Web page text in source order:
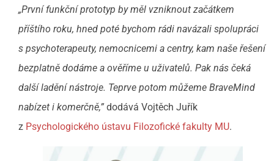
„První funkční prototyp by měl vzniknout začátkem
příštího roku, hned poté bychom rádi navázali spolupráci
s psychoterapeuty, nemocnicemi a centry, kam naše řešení
bezplatně dodáme a ověříme u uživatelů. Pak nás čeká
další ladění nástroje. Teprve potom můžeme BraveMind
nabízet i komerčně,” dodává Vojtěch Juřík
z Psychologického ústavu Filozofické fakulty MU.